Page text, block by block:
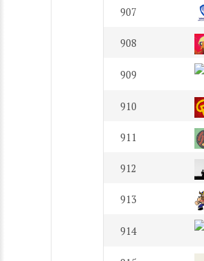
907
908
909
910
911
912
913
914